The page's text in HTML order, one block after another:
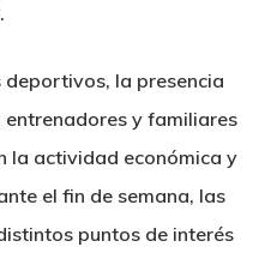
la presencia
y familiares
la actividad económica y
el fin de semana, las
puntos de interés